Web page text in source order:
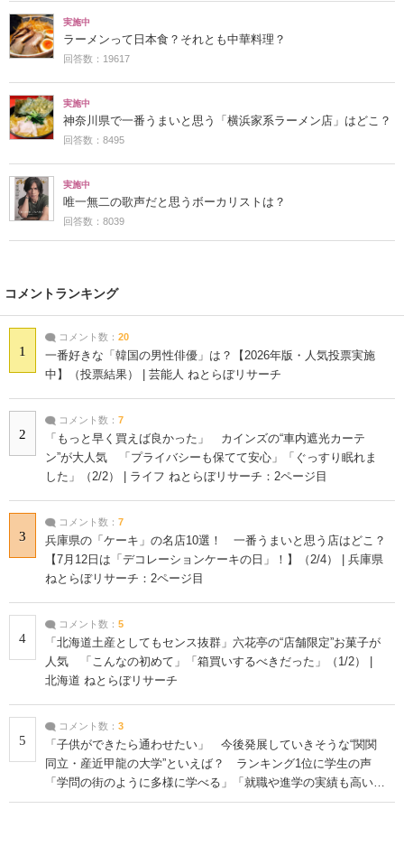
実施中
ラーメンって日本食？それとも中華料理？
回答数：19617
実施中
神奈川県で一番うまいと思う「横浜家系ラーメン店」はどこ？
回答数：8495
実施中
唯一無二の歌声だと思うボーカリストは？
回答数：8039
コメントランキング
1
コメント数： 20
一番好きな「韓国の男性俳優」は？【2026年版・人気投票実施
中】（投票結果） | 芸能人 ねとらぼリサーチ
2
コメント数： 7
「もっと早く買えば良かった」 カインズの“車内遮光カーテ
ン”が大人気 「プライバシーも保てて安心」「ぐっすり眠れま
した」（2/2） | ライフ ねとらぼリサーチ：2ページ目
3
コメント数： 7
兵庫県の「ケーキ」の名店10選！ 一番うまいと思う店はどこ？
【7月12日は「デコレーションケーキの日」！】（2/4） | 兵庫県
ねとらぼリサーチ：2ページ目
4
コメント数： 5
「北海道土産としてもセンス抜群」六花亭の“店舗限定”お菓子が
人気 「こんなの初めて」「箱買いするべきだった」（1/2） |
北海道 ねとらぼリサーチ
5
コメント数： 3
「子供ができたら通わせたい」 今後発展していきそうな“関関
同立・産近甲龍の大学”といえば？ ランキング1位に学生の声
「学問の街のように多様に学べる」「就職や進学の実績も高い」
| 大学 ねとらぼリサーチ